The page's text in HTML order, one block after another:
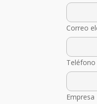
Correo
Teléfono
Empresa